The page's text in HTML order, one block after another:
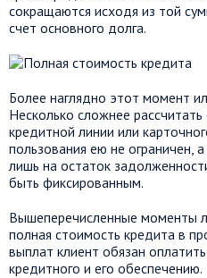
сокращаются исходя из той
счет основного долга.
Более наглядно этот момент
Несколько сложнее
кредитной линии или
пользования ею не ограничен,
лишь на остаток
быть фиксированным.
Вышеперечисленные моменты
полная стоимость кредита в
выплат клиент обязан
кредитного и его обеспечению.